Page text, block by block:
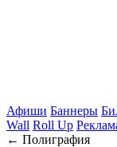
Афиши Баннеры
Wall Roll Up
← Полиграфия